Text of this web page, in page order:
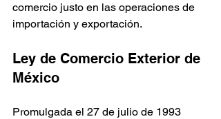
comercio justo en las operaciones de
importación y exportación.
Ley de Comercio Exterior de
México
Promulgada el 27 de julio de 1993